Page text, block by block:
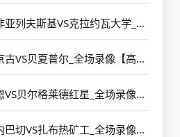
2026年07月30日 索非亚列夫斯基VS克拉约瓦大学_全场录像【高清回放】
2026年07月30日 维京古VS贝夏普尔_全场录像【高清回放】
2026年07月30日 拉恩VS贝尔格莱德红星_全场录像【高清回放】
2026年07月30日 费内巴切VS扎布热矿工_全场录像【高清回放】